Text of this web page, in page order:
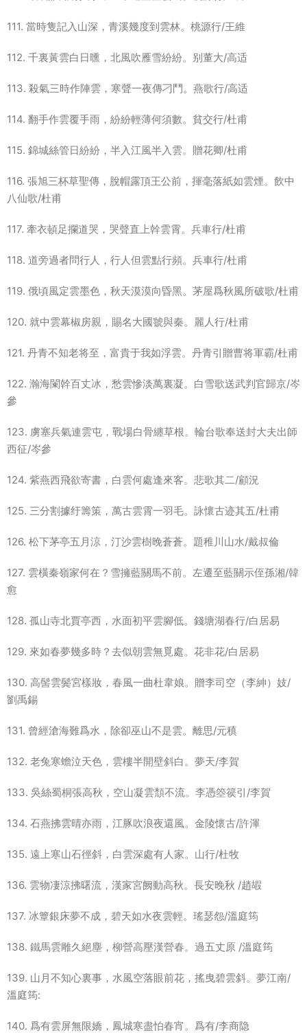
111. 當時隻記入山深，青溪幾度到雲林。桃源行/王維
112. 千裏黃雲白日曛，北風吹雁雪紛紛。别董大/高适
113. 殺氣三時作陣雲，寒聲一夜傳刁鬥。燕歌行/高适
114. 翻手作雲覆手雨，紛紛輕薄何須數。貧交行/杜甫
115. 錦城絲管日紛紛，半入江風半入雲。贈花卿/杜甫
116. 張旭三杯草聖傳，脫帽露頂王公前，揮毫落紙如雲煙。飲中
八仙歌/杜甫
117. 牽衣頓足攔道哭，哭聲直上幹雲霄。兵車行/杜甫
118. 道旁過者問行人，行人但雲點行頻。兵車行/杜甫
119. 俄頃風定雲墨色，秋天漠漠向昏黑。茅屋爲秋風所破歌/杜甫
120. 就中雲幕椒房親，賜名大國虢與秦。麗人行/杜甫
121. 丹青不知老将至，富貴于我如浮雲。丹青引贈曹将軍霸/杜甫
122. 瀚海闌幹百丈冰，愁雲慘淡萬裏凝。白雪歌送武判官歸京/岑
參
123. 虜塞兵氣連雲屯，戰場白骨纏草根。輪台歌奉送封大夫出師
西征/岑參
124. 紫燕西飛欲寄書，白雲何處逢來客。悲歌其二/顧況
125. 三分割據纡籌策，萬古雲霄一羽毛。詠懷古迹其五/杜甫
126. 松下茅亭五月涼，汀沙雲樹晚蒼蒼。題稚川山水/戴叔倫
127. 雲橫秦嶺家何在？雪擁藍關馬不前。左遷至藍關示侄孫湘/韓
愈
128. 孤山寺北賈亭西，水面初平雲腳低。錢塘湖春行/白居易
129. 來如春夢幾多時？去似朝雲無覓處。花非花/白居易
130. 高髻雲鬓宮樣妝，春風一曲杜韋娘。贈李司空（李紳）妓/
劉禹錫
131. 曾經滄海難爲水，除卻巫山不是雲。離思/元稹
132. 老兔寒蟾泣天色，雲樓半開壁斜白。夢天/李賀
133. 吳絲蜀桐張高秋，空山凝雲頹不流。李憑箜篌引/李賀
134. 石燕拂雲晴亦雨，江豚吹浪夜還風。金陵懷古/許渾
135. 遠上寒山石徑斜，白雲深處有人家。山行/杜牧
136. 雲物凄涼拂曙流，漢家宮阙動高秋。長安晚秋 /趙嘏
137. 冰簟銀床夢不成，碧天如水夜雲輕。瑤瑟怨/溫庭筠
138. 鐵馬雲雕久絕塵，柳營高壓漢營春。過五丈原 /溫庭筠
139. 山月不知心裏事，水風空落眼前花，搖曳碧雲斜。夢江南/
溫庭筠:
140. 爲有雲屏無限嬌，鳳城寒盡怕春宵。爲有/李商隐